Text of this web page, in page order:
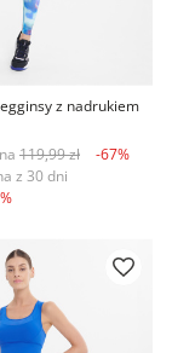
z nadrukiem
119,99 zł
-67%
z 30 dni